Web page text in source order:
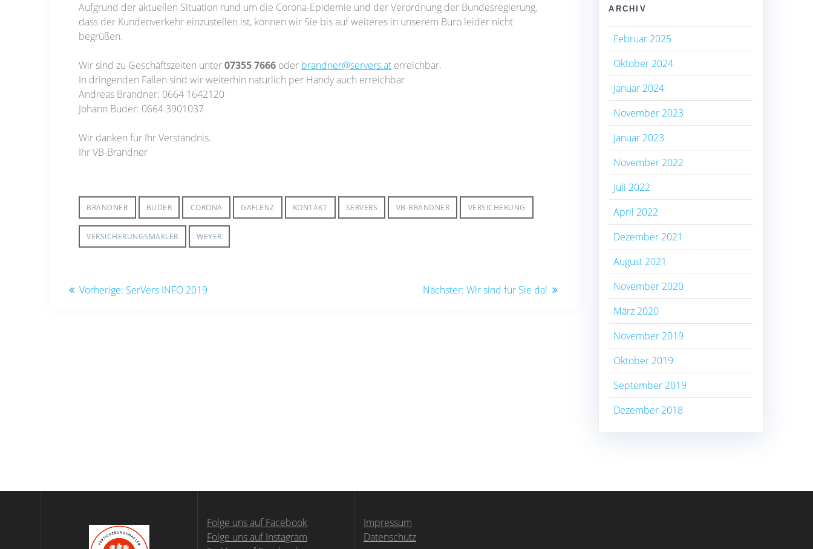
Aufgrund der aktuellen Situation rund um die Corona-Epidemie und der Verordnung der Bundesregierung,
dass der Kundenverkehr einzustellen ist, können wir Sie bis auf weiteres in unserem Büro leider nicht
begrüßen.
Wir sind zu Geschäftszeiten unter07355 7666 oder brandner@servers.at erreichbar.
In dringenden Fällen sind wir weiterhin natürlich per Handy auch erreichbar
Andreas Brandner: 0664 1642120
Johann Buder: 0664 3901037
Wir danken für Ihr Verständnis.
Ihr VB-Brandner
BRANDNER BUDER CORONA GAFLENZ KONTAKT SERVERS VB-BRANDNER VERSICHERUNG
VERSICHERUNGSMAKLER WEYER
Beitragsnavigation
Vorherige: Vorheriger
SerVers INFO 2019 Nächster: Nächster
Wir sind für Sie da!
ARCHIV
Februar 2025
Oktober 2024
Januar 2024
November 2023
Januar 2023
November 2022
Juli 2022
April 2022
Dezember 2021
August 2021
November 2020
März 2020
November 2019
Oktober 2019
September 2019
Dezember 2018
Folge uns auf Facebook
Folge uns auf Instagram
Impressum
Datenschutz